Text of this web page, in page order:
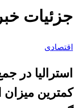
جزئیات خبر
اقتصادی
کمترین میزان